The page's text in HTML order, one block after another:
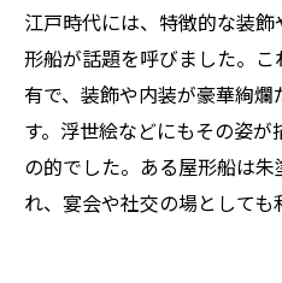
江戸時代には、特徴的な装
形船が話題を呼びました。
有で、装飾や内装が豪華絢
す。浮世絵などにもその姿
の的でした。ある屋形船は
れ、宴会や社交の場としても